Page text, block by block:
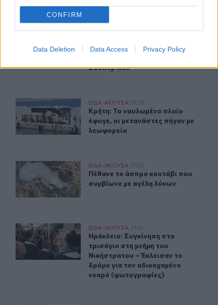
CONFIRM
Data Deletion Data Access Privacy Policy
Ταλαιπωρία για τον κόσμο του ΟΦΗ: Προβλήματα με
ΕΙΔΑ-ΑΚΟΥΣΑ 17:49
ΟΦΗ: Προβλήματα με την
Σούπερ Καπ
Κρήτη: Το ναυλωμένο πλοίο έφυγε, οι μετανάστες
ΕΙΔΑ-ΑΚΟΥΣΑ 17:28
Κρήτη: Το ναυλωμένο πλοίο έφυγε,
Κρήτη: Το ναυλωμένο πλοίο
έφυγε, οι μετανάστες πήγαν με
λεωφορεία
Πέθανε το άσπρο κουτάβι που συμβίωνε με αγέλη λύκων
ΕΙΔΑ-ΑΚΟΥΣΑ 17:25
Πέθανε το άσπρο κουτάβι που
Πέθανε το άσπρο κουτάβι που
συμβίωνε με αγέλη λύκων
Ηράκλειο: Συγκίνηση στο τρισάγιο στη μνήμη του
ΕΙΔΑ-ΑΚΟΥΣΑ 21:13
Ηράκλειο: Συγκίνηση στο
Ηράκλειο: Συγκίνηση στο
τρισάγιο στη μνήμη του
Νικήστρατου – Έκλεισαν το
δρόμο για τον αδικοχαμένο
νεαρό (φωτογραφίες)